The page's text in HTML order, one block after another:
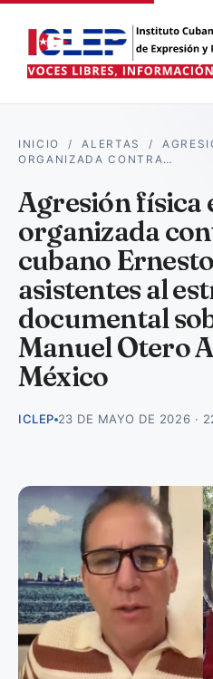
INICIO /ALERTAS /
ORGANIZADA CONTRA…
Agresión
organizada
cubano
asistentes al
documental
Manuel Otero
México
ICLEP 23 DE MAYO DE 2026 ·